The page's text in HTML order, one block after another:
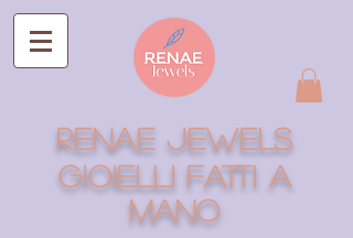
RENAE JEWELS
Gioielli fatti a
mano